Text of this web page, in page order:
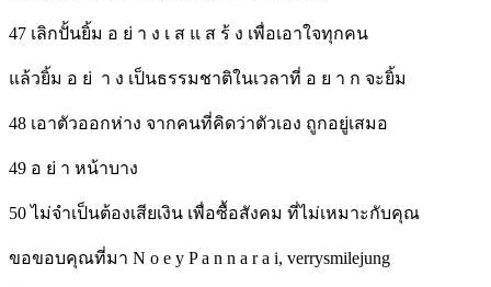
47 เลิกปั้นยิ้ม อ ย่ า ง เ ส แ ส ร้ ง เพื่อเอาใจทุกคน
แล้วยิ้ม อ ย่ า ง เป็นธรรมชาติในเวลาที่ อ ย า ก จะยิ้ม
48 เอาตัวออกห่าง จากคนที่คิดว่าตัวเอง ถูกอยู่เสมอ
49 อ ย่ า หน้าบาง
50 ไม่จำเป็นต้องเสียเงิน เพื่อซื้อสังคม ที่ไม่เหมาะกับคุณ
ขอขอบคุณที่มา N o e y P a n n a r a i, verrysmilejung